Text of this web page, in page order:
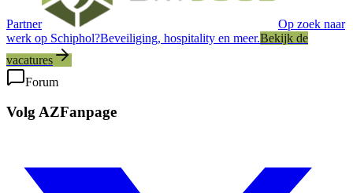
Partner
Op zoek naar
werk op Schiphol?Beveiliging, hospitality en meer.Bekijk de
vacatures
Forum
Volg AZFanpage